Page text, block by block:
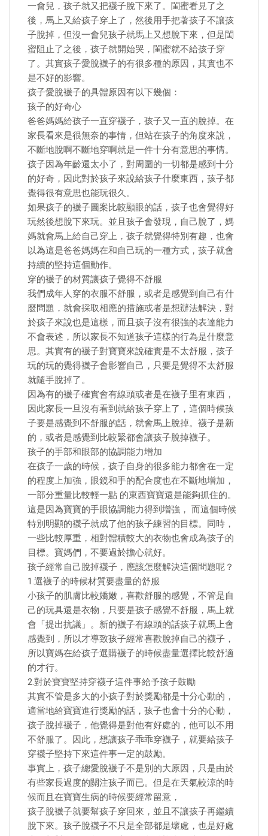
一會兒，孩子就又把襪子脫下來了。閨蜜看見了之
後，馬上又給孩子穿上了，然後用手把著孩子不讓孩
子脫掉，但沒一會兒孩子就馬上又想脫下來，但是閨
蜜阻止了之後，孩子就開始哭，閨蜜就不給孩子穿
了。其實孩子愛脫襪子的有很多種的原因，其實也不
是不好的影響。
孩子愛脫襪子的具體原因有以下幾個：
孩子的好奇心
爸爸媽媽給孩子一直穿襪子，孩子又一直的脫掉。在
家長看來是很無奈的事情，但站在孩子的角度來說，
不斷地脫啊不斷地穿啊就是一件十分有意思的事情。
孩子因為年齡還太小了，對周圍的一切都是感到十分
的好奇，因此對於孩子來說給孩子什麼東西，孩子都
覺得很有意思也能玩很久。
如果孩子的襪子圖案比較顯眼的話，孩子也會覺得好
玩然後想脫下來玩。並且孩子會發現，自己脫了，媽
媽就會馬上給自己穿上，孩子就覺得特別有趣，也會
以為這是爸爸媽媽在和自己玩的一種方式，孩子就會
持續的堅持這個動作。
穿的襪子的材質讓孩子覺得不舒服
我們成年人穿的衣服不舒服，或者是感覺到自己有什
麼問題，就會採取相應的措施或者是想辦法解決，對
於孩子來說也是這樣，而且孩子沒有很強的表達能力
不會表述，所以家長不知道孩子這樣的行為是什麼意
思。其實有的襪子對寶寶來說確實是不太舒服，孩子
玩的玩的覺得襪子會影響自己，只要是覺得不太舒服
就隨手脫掉了。
因為有的襪子確實會有線頭或者是在襪子里有東西，
因此家長一旦沒有看到就給孩子穿上了，這個時候孩
子要是感覺到不舒服的話，就會馬上脫掉。襪子是新
的，或者是感覺到比較緊都會讓孩子脫掉襪子。
孩子的手部和眼部的協調能力增加
在孩子一歲的時候，孩子自身的很多能力都會在一定
的程度上加強，眼鏡和手的配合度也在不斷地增加，
一部分重量比較輕一點 的東西寶寶還是能夠抓住的。
這是因為寶寶的手眼協調能力得到增強， 而這個時候
特別明顯的襪子就成了他的孩子練習的目標。同時，
一些比較厚重，相對體積較大的衣物也會成為孩子的
目標。寶媽們，不要過於擔心就好。
孩子經常自己脫掉襪子，應該怎麼解決這個問題呢？
1.選襪子的時候材質要盡量的舒服
小孩子的肌膚比較嬌嫩，喜歡舒服的感覺，不管是自
己的玩具還是衣物，只要是孩子感覺不舒服，馬上就
會「提出抗議」。新的襪子有線頭的話孩子就馬上會
感覺到，所以才導致孩子經常喜歡脫掉自己的襪子，
所以寶媽在給孩子選購襪子的時候盡量選擇比較舒適
的才行。
2.對於寶寶堅持穿襪子這件事給予孩子鼓勵
其實不管是多大的小孩子對於獎勵都是十分心動的，
適當地給寶寶進行獎勵的話，孩子也會十分的心動，
孩子脫掉襪子，他覺得是對他有好處的，他可以不用
不舒服了。因此，想讓孩子乖乖穿襪子，就要給孩子
穿襪子堅持下來這件事一定的鼓勵。
事實上，孩子總愛脫襪子不是別的大原因，只是由於
有些家長過度的關注孩子而已。但是在天氣較涼的時
候而且在寶寶生病的時候要經常留意，
孩子脫襪子就要幫孩子穿回來，並且不讓孩子再繼續
脫下來。孩子脫襪子不只是全部都是壞處，也是好處